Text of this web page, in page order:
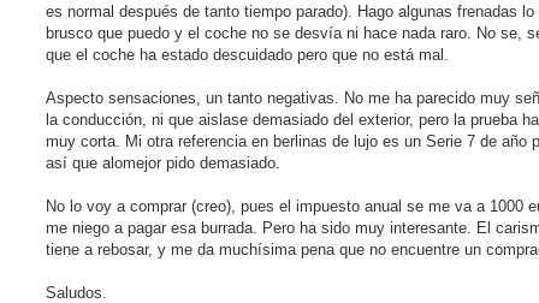
es normal después de tanto tiempo parado). Hago algunas frenadas lo
brusco que puedo y el coche no se desvía ni hace nada raro. No se,
que el coche ha estado descuidado pero que no está mal.
Aspecto sensaciones, un tanto negativas. No me ha parecido muy
la conducción, ni que aislase demasiado del exterior, pero la prueba
muy corta. Mi otra referencia en berlinas de lujo es un Serie 7 de año
así que alomejor pido demasiado.
No lo voy a comprar (creo), pues el impuesto anual se me va a 1000
me niego a pagar esa burrada. Pero ha sido muy interesante. El
tiene a rebosar, y me da muchísima pena que no encuentre un
Saludos.